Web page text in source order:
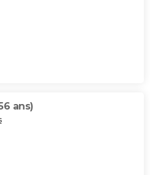
ans)